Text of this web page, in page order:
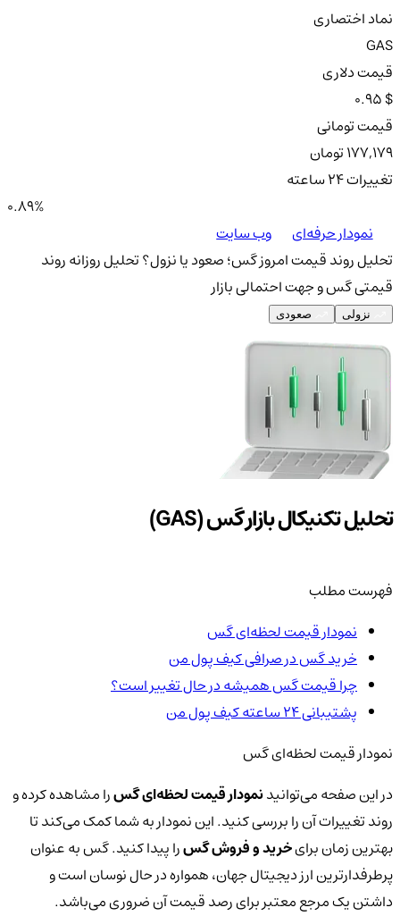
نماد اختصاری
GAS
قیمت دلاری
0.95 $
قیمت تومانی
177,179 تومان
تغییرات ۲۴ ساعته
0.89%
نمودار حرفه‌ای
وب سایت
تحلیل روند قیمت امروز گس؛ صعود یا نزول؟تحلیل روزانه روند
قیمتی گس و جهت احتمالی بازار
نزولی صعودی
تحلیل تکنیکال بازار گس (GAS)
فهرست مطلب
نمودار قیمت لحظه‌ای گس
خرید گس در صرافی کیف پول من
چرا قیمت گس همیشه در حال تغییر است؟
پشتیبانی ۲۴ ساعته کیف پول من
نمودار قیمت لحظه‌ای گس
در این صفحه می‌توانیدنمودار قیمت لحظه‌ای گسرا مشاهده کرده و
روند تغییرات آن را بررسی کنید. این نمودار به شما کمک می‌کند تا
بهترین زمان برایخرید و فروش گسرا پیدا کنید. گس به عنوان
پرطرفدارترین ارز دیجیتال جهان، همواره در حال نوسان است و
داشتن یک مرجع معتبر برای رصد قیمت آن ضروری می‌باشد.